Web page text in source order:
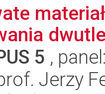
5 ,
Jerzy